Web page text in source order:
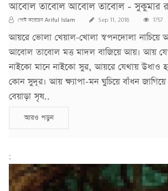
আবোল তাবোল আবোল তাবোল - সুকুমার
পোস্ট করেছেনAriful Islam Sep 11, 2018 1757
আয়রে ভোলা খেয়াল-খোলা স্বপনদোলা
আবোল তাবোল মত্ত মাদল বাজিয়ে আয়। আয়
নাইকো মানে নাইকো সুর, আয়রে যেথায় উধাও
কোন সুদূর। আয় ক্ষ্যাপা-মন ঘুচিয়ে বাঁধন
বেয়াড়া সৃষ..
আরও পড়ুন
;